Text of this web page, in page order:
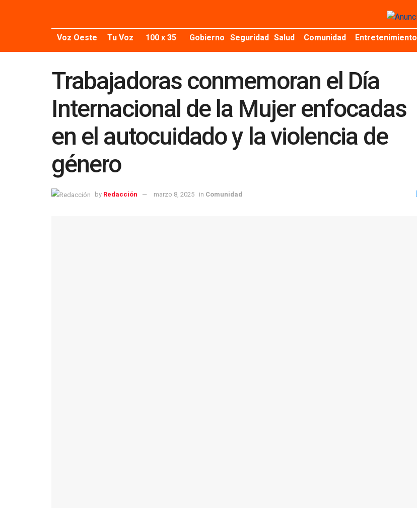
Voz Oeste Tu Voz 100 x 35 Gobierno Seguridad Salud Comunidad Entretenimiento
Trabajadoras conmemoran el Día
Internacional de la Mujer enfocadas
en el autocuidado y la violencia de
género
by Redacción marzo 8, 2025 in Comunidad